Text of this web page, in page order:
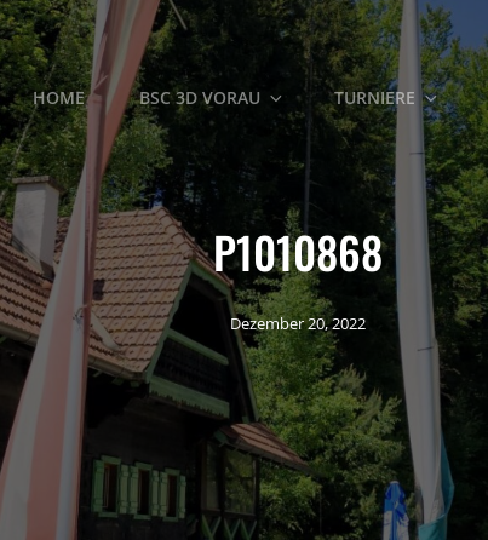
HOME BSC 3D VORAU TURNIERE
P1010868
Dezember 20, 2022